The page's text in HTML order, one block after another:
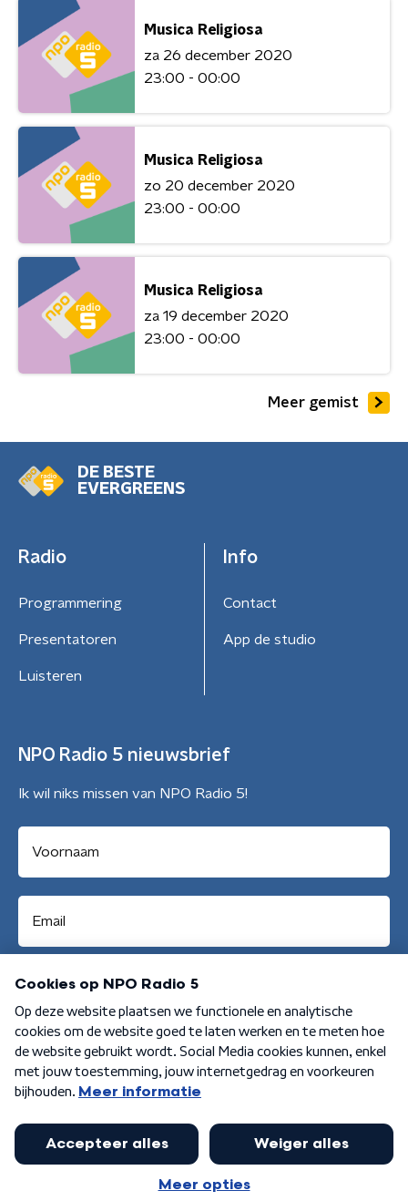
Musica Religiosa
za 26 december 2020
23:00 - 00:00
Musica Religiosa
zo 20 december 2020
23:00 - 00:00
Musica Religiosa
za 19 december 2020
23:00 - 00:00
Meer gemist
DE BESTE
EVERGREENS
Radio
Programmering
Presentatoren
Luisteren
Info
Contact
App de studio
NPO Radio 5 nieuwsbrief
Ik wil niks missen van NPO Radio 5!
Aanmelden
Algemene voorwaarden